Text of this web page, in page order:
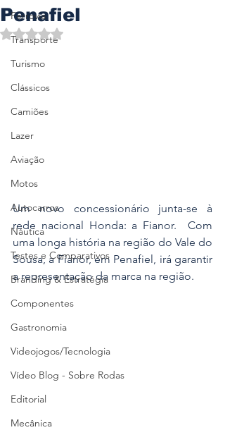
Ferrovia
Transporte
Turismo
Clássicos
Camiões
Lazer
Aviação
Motos
Autocarros
Náutica
Testes e Comparativos
Branding & Estratégia
Componentes
Gastronomia
Videojogos/Tecnologia
Vídeo Blog - Sobre Rodas
Editorial
Mecânica
Penafiel
Avaliado com NaN de 5 estrelas.
Um novo concessionário junta-se à
rede nacional Honda: a Fianor.  Com
uma longa história na região do Vale do
Sousa, a Fianor, em Penafiel, irá garantir
a representação da marca na região.